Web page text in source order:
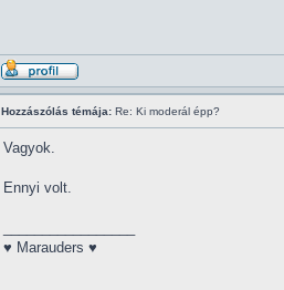
Hozzászólás témája: Re: Ki moderál épp?
Vagyok.
Ennyi volt.
♥ Marauders ♥